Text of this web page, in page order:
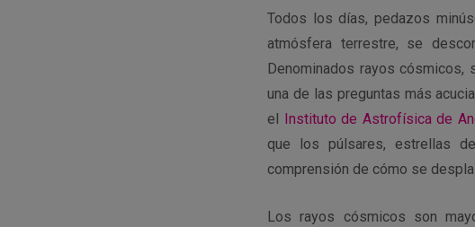
Todos los días, pedazos
atmósfera terrestre, se
Denominados rayos cósmicos,
una de las preguntas más
el
Instituto de Astrofísica de
que los púlsares, estrellas
comprensión de cómo se
Los rayos cósmicos son